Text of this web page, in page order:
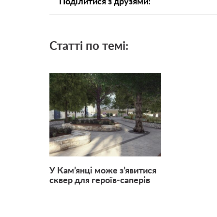
Поділитися з друзями:
Статті по темі:
У Кам’янці може з’явитися
сквер для героїв-саперів